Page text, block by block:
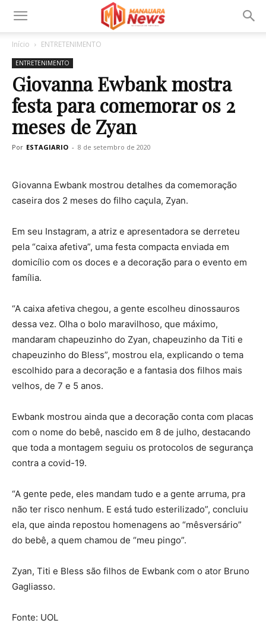
Início ENTRETENIMENTO
ENTRETENIMENTO
Giovanna Ewbank mostra
festa para comemorar os 2
meses de Zyan
Por ESTAGIARIO - 8 de setembro de 2020
Giovanna Ewbank mostrou detalhes da comemoração
caseira dos 2 meses do filho caçula, Zyan.
Em seu Instagram, a atriz e apresentadora se derreteu
pela “caixa afetiva”, uma festa compacta enviada em
domicílio com os doces e a decoração para o evento em
família.
“A caixa afetiva chegou, a gente escolheu dinossauros
dessa vez. Olha o bolo maravilhoso, que máximo,
mandaram chapeuzinho do Zyan, chapeuzinho da Titi e
chapeuzinho do Bless”, mostrou ela, explicando o tema
escolhido para a decoração e a fantasia dos filhos mais
velhos, de 7 e 5 anos.
Ewbank mostrou ainda que a decoração conta com placas
com o nome do bebê, nascido em 8 de julho, destacando
que toda a montagem seguiu os protocolos de segurança
contra a covid-19.
“A gente pede, eles mandam tudo e a gente arruma, pra
não ter risco nenhum. E está tudo esterilizado”, concluiu
ela, que ainda repostou homenagens ao “mêsversário”
do bebê, a quem chamou de “meu pingo”.
Zyan, Titi e Bless são filhos de Ewbank com o ator Bruno
Gagliasso.
Fonte: UOL